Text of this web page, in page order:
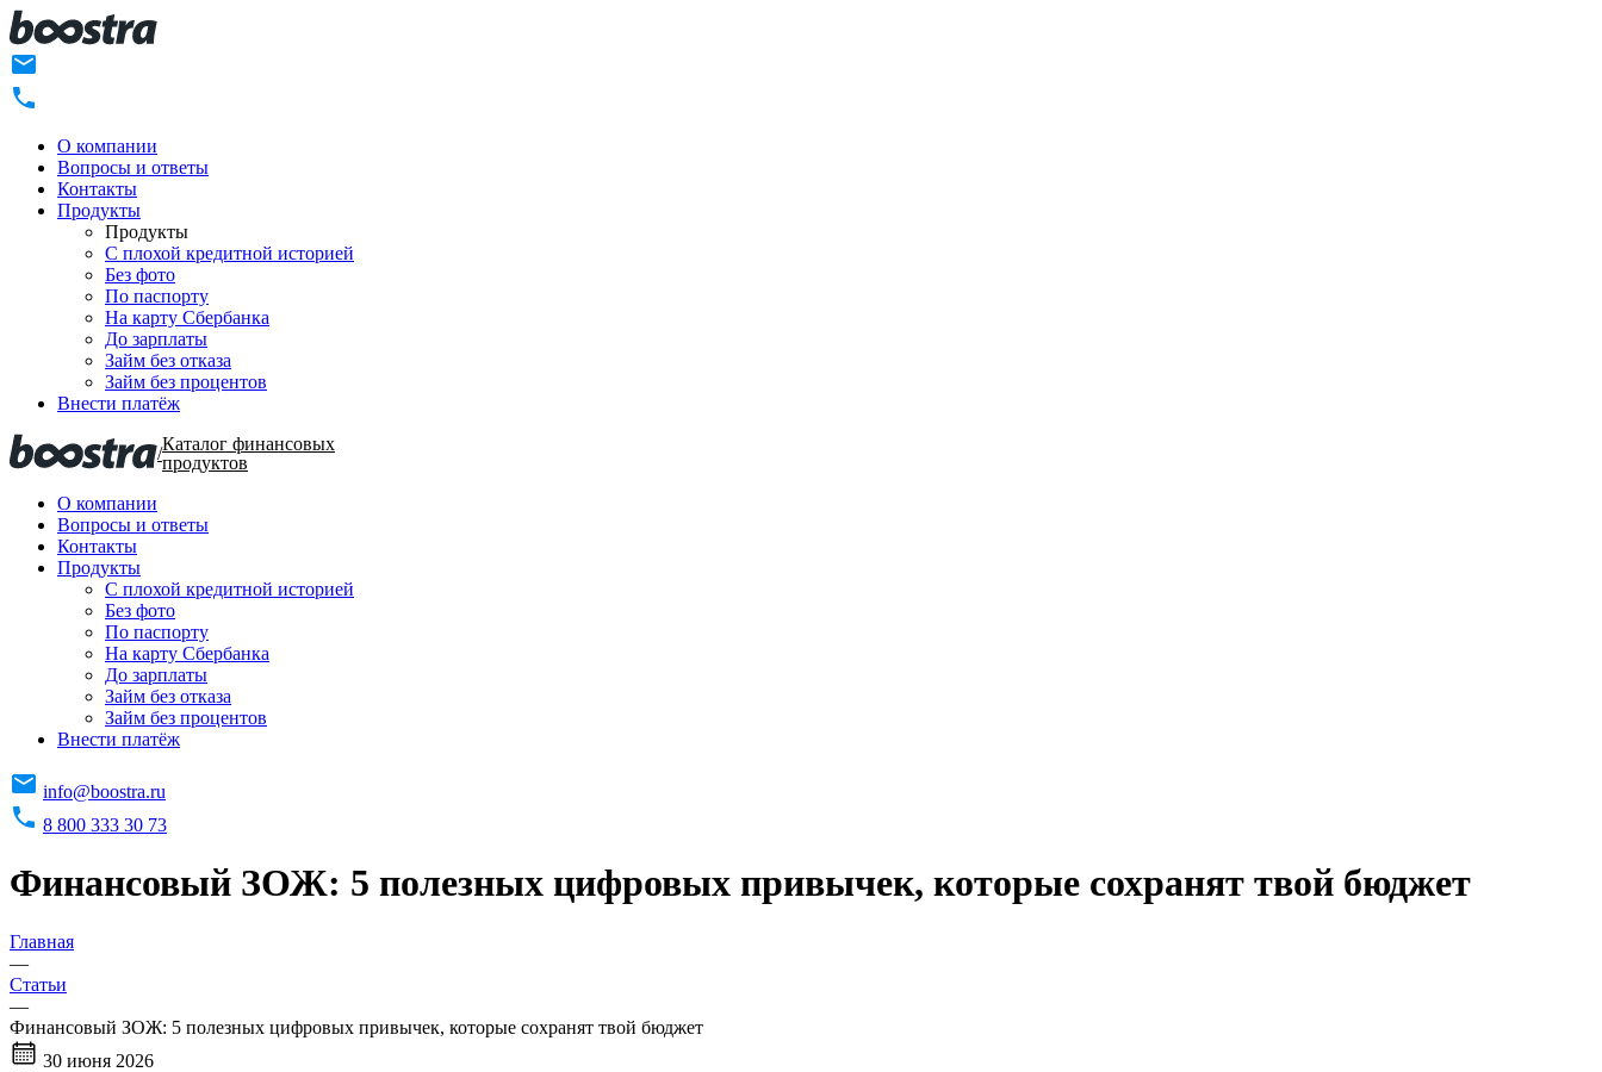
О компании
Вопросы и ответы
Контакты
Продукты
Продукты
C плохой кредитной историей
Без фото
По паспорту
На карту Сбербанка
До зарплаты
Займ без отказа
Займ без процентов
Внести платёж
/Каталог финансовых
продуктов
О компании
Вопросы и ответы
Контакты
Продукты
C плохой кредитной историей
Без фото
По паспорту
На карту Сбербанка
До зарплаты
Займ без отказа
Займ без процентов
Внести платёж
info@boostra.ru
8 800 333 30 73
Финансовый ЗОЖ: 5 полезных цифровых привычек, которые сохранят твой бюджет
Главная
—
Статьи
—
Финансовый ЗОЖ: 5 полезных цифровых привычек, которые сохранят твой бюджет
30 июня 2026